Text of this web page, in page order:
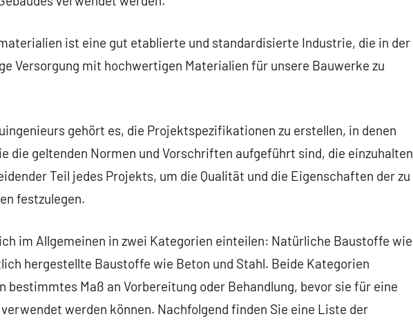
ist eine gut etablierte und standardisierte Industrie, die in der
Versorgung mit hochwertigen Materialien für unsere Bauwerke zu
gehört es, die Projektspezifikationen zu erstellen, in denen
die geltenden Normen und Vorschriften aufgeführt sind, die einzuhalten
Teil jedes Projekts, um die Qualität und die Eigenschaften der zu
festzulegen.
im Allgemeinen in zwei Kategorien einteilen: Natürliche Baustoffe wie
hergestellte Baustoffe wie Beton und Stahl. Beide Kategorien
bestimmtes Maß an Vorbereitung oder Behandlung, bevor sie für eine
werden können. Nachfolgend finden Sie eine Liste der